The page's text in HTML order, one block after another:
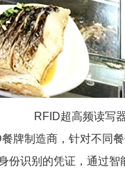
RFID超高频读写
牌制造商，针对不同
份识别的凭证，通过